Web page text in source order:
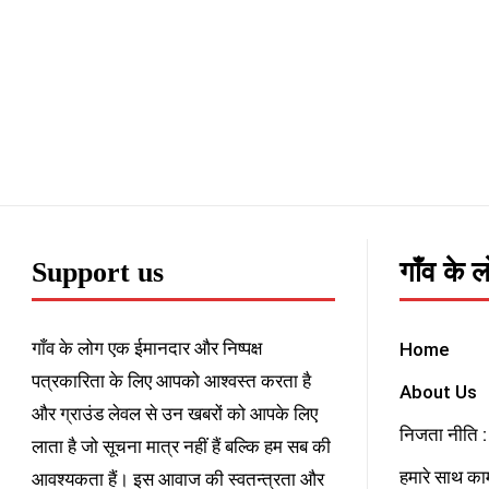
Support us
गाँव के लोग एक ईमानदार और निष्पक्ष
पत्रकारिता के लिए आपको आश्वस्त करता है
और ग्राउंड लेवल से उन खबरों को आपके लिए
लाता है जो सूचना मात्र नहीं हैं बल्कि हम सब की
आवश्यकता हैं। इस आवाज की स्वतन्त्रता और
गाँव के
Home
About Us
निजता नीति
हमारे साथ